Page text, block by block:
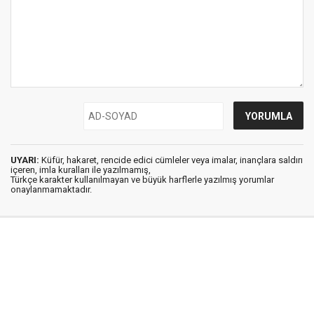
UYARI: Küfür, hakaret, rencide edici cümleler veya imalar, inançlara saldırı
içeren, imla kuralları ile yazılmamış,
Türkçe karakter kullanılmayan ve büyük harflerle yazılmış yorumlar
onaylanmamaktadır.